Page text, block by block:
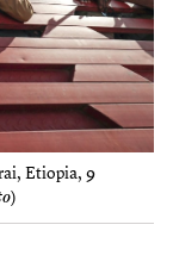
Etiopia, 9
)